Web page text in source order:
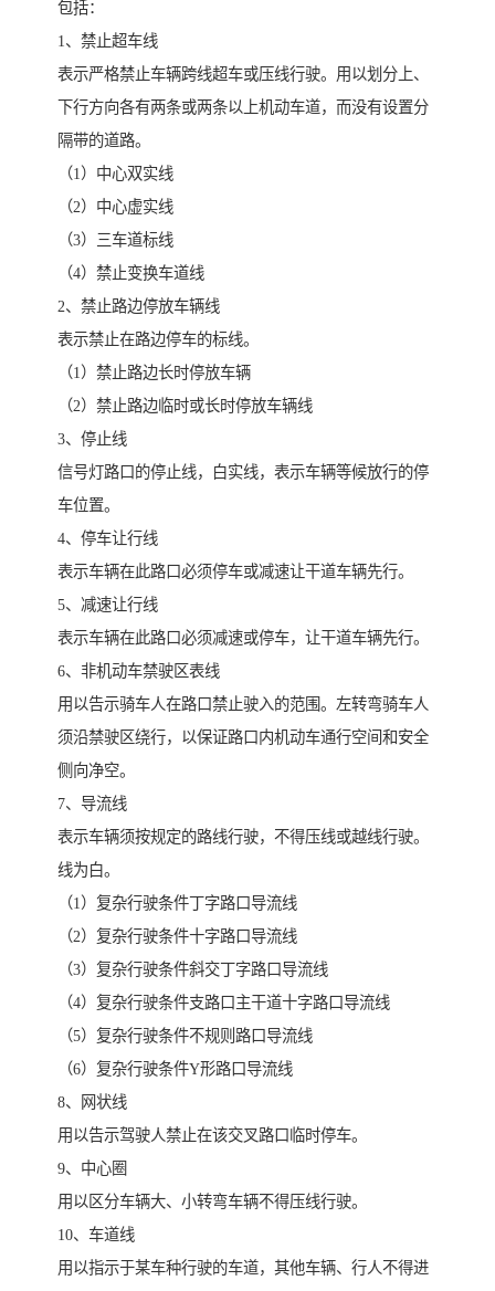
包括：
1、禁止超车线
表示严格禁止车辆跨线超车或压线行驶。用以划分上、
下行方向各有两条或两条以上机动车道，而没有设置分
隔带的道路。
（1）中心双实线
（2）中心虚实线
（3）三车道标线
（4）禁止变换车道线
2、禁止路边停放车辆线
表示禁止在路边停车的标线。
（1）禁止路边长时停放车辆
（2）禁止路边临时或长时停放车辆线
3、停止线
信号灯路口的停止线，白实线，表示车辆等候放行的停
车位置。
4、停车让行线
表示车辆在此路口必须停车或减速让干道车辆先行。
5、减速让行线
表示车辆在此路口必须减速或停车，让干道车辆先行。
6、非机动车禁驶区表线
用以告示骑车人在路口禁止驶入的范围。左转弯骑车人
须沿禁驶区绕行，以保证路口内机动车通行空间和安全
侧向净空。
7、导流线
表示车辆须按规定的路线行驶，不得压线或越线行驶。
线为白。
（1）复杂行驶条件丁字路口导流线
（2）复杂行驶条件十字路口导流线
（3）复杂行驶条件斜交丁字路口导流线
（4）复杂行驶条件支路口主干道十字路口导流线
（5）复杂行驶条件不规则路口导流线
（6）复杂行驶条件Y形路口导流线
8、网状线
用以告示驾驶人禁止在该交叉路口临时停车。
9、中心圈
用以区分车辆大、小转弯车辆不得压线行驶。
10、车道线
用以指示于某车种行驶的车道，其他车辆、行人不得进